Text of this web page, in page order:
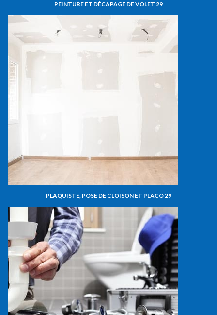
PEINTURE ET DÉCAPAGE DE VOLET 29
PLAQUISTE, POSE DE CLOISON ET PLACO 29